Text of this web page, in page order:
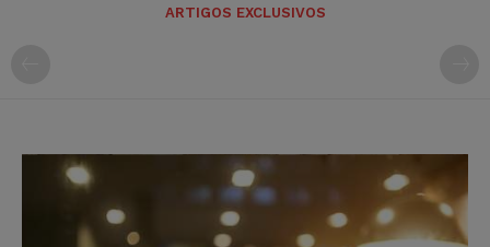
ARTIGOS EXCLUSIVOS